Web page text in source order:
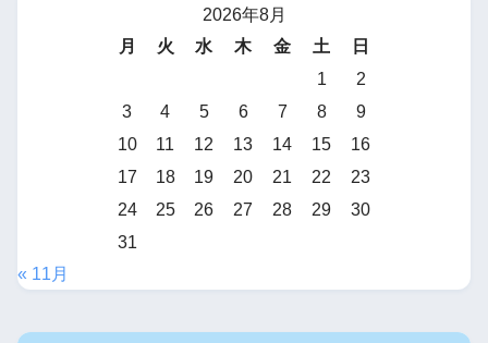
2026年8月
月
火 水 木 金 土
日
1
2
3
4 5 6 7 8
9
10
11 12 13 14 15
16
17
18 19 20 21 22
23
24
25 26 27 28 29
30
31
« 11月